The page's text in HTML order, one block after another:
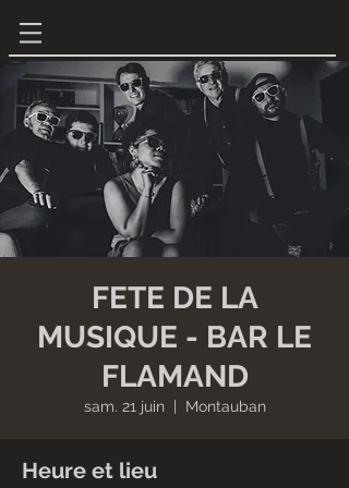
FETE DE LA
MUSIQUE - BAR LE
FLAMAND
sam. 21 juin
  |
Montauban
Heure et lieu